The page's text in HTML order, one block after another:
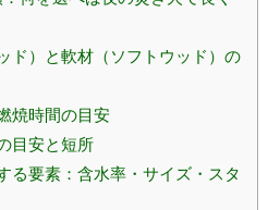
ド）と軟材（ソフトウッド）の
焼時間の目安
目安と短所
る要素：含水率・サイズ・スタ